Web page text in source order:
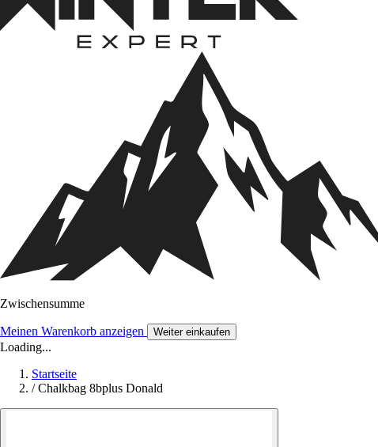
Zwischensumme
Meinen Warenkorb anzeigen Weiter einkaufen
Loading...
Startseite
/ Chalkbag 8bplus Donald